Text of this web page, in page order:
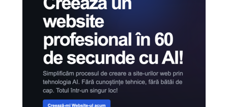
ABONEAZĂ-TE ACUM